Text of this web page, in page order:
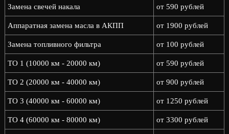
Замена свечей накала от 590 рублей
Аппаратная замена масла в АКПП от 1900 рублей
Замена топливного фильтра от 100 рублей
ТО 1 (10000 км - 20000 км) от 590 рублей
ТО 2 (20000 км - 40000 км) от 900 рублей
ТО 3 (40000 км - 60000 км) от 1250 рублей
ТО 4 (60000 км - 80000 км) от 3300 рублей